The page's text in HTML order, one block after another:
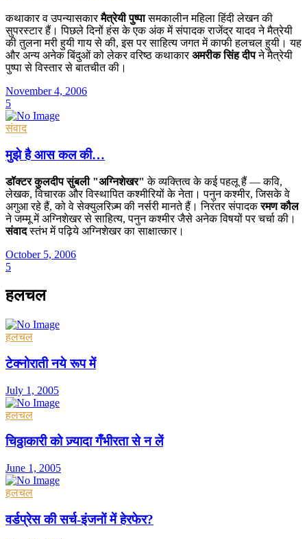
कथाकार व उपन्यासकारमैत्रेयी पुष्पासमकालीन महिला हिंदी लेखन की
सुपरस्टार हैं। पिछले दिनों हंस के एक अंक में संपादक राजेंद्र यादव ने मैत्रेयी
की तुलना मरी हुयी गाय से की, इस पर साहित्य जगत में काफी हलचल हुयी। यह
और अन्य अनेक बिंदुओं को लेकर वरिष्ठ कथाकारअमरीक सिंह दीपने मैत्रेयी
पुष्पा से विस्तार से बातचीत की।
November 4, 2006
5
संवाद
मुझे है आस कल की…
डॉक्टर कुलदीप सुंबली "अग्निशेखर" के व्यक्तित्व के कई पहलू हैं — कवि,
लेखक, विचारक और विस्थापित कश्मीरियों के नेता। पनुन कश्मीर, जिसके वे
अगुआ रहे हैं, को वे सेक्युलरिज़्म की नर्सरी मानते हैं। निरंतर संपादकरमण कौल
ने जम्मू में अग्निशेखर से साहित्य, पनुन कश्मीर जैसे अनेक विषयों पर चर्चा की।
संवादस्तंभ में पढ़िये अग्निशेखर का साक्षात्कार।
October 5, 2006
5
हलचल
हलचल
टेक्नोराती नये रूप में
July 1, 2005
हलचल
चिठ्ठाकारी को ज़्यादा गँभीरता से न लें
June 1, 2005
हलचल
वर्डप्रेस की सर्च-इंजनों में हेरफेर?